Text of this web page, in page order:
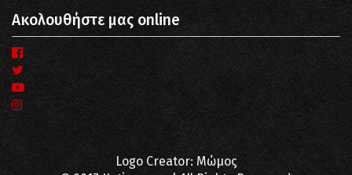
Ακολουθήστε μας online
Logo Creator: Μώμος